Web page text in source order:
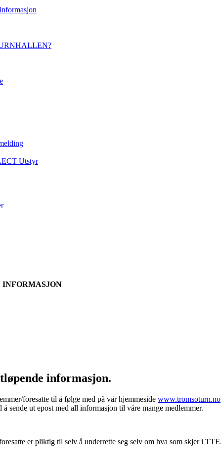
Utstyr
informasjon.
foresatte til å følge med på vår hjemmeside www.tromsoturn.no
sende ut epost med all informasjon til våre mange medlemmer.
er pliktig til selv å underrette seg selv om hva som skjer i TTF.